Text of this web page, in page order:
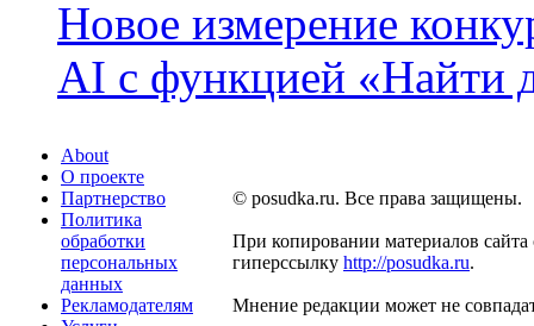
Новое измерение
AI с функцией «Найти
About
О проекте
Партнерство
Политика
обработки
персональных
данных
Рекламодателям
© posudka.ru. Все права защищены.
При копировании материалов сайта
гиперссылку http://posudka.ru.
Мнение редакции может не